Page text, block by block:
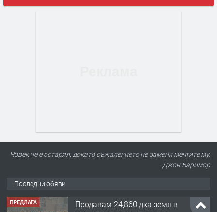
Човек не е остарял, докато съжалението не замени мечтите му.
- Джон Баримор
Последни обяви
ПРЕДЛАГА
Продавам 24,860 дка земя в